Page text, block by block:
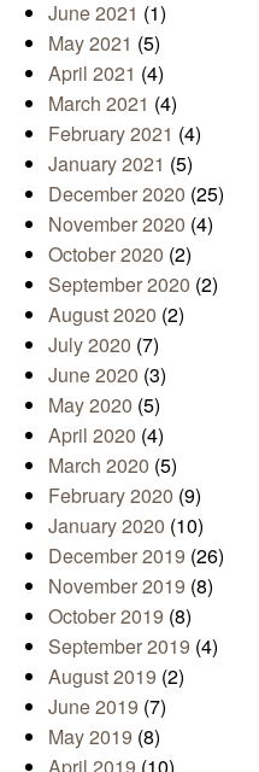
June 2021 (1)
May 2021 (5)
April 2021 (4)
March 2021 (4)
February 2021 (4)
January 2021 (5)
December 2020 (25)
November 2020 (4)
October 2020 (2)
September 2020 (2)
August 2020 (2)
July 2020 (7)
June 2020 (3)
May 2020 (5)
April 2020 (4)
March 2020 (5)
February 2020 (9)
January 2020 (10)
December 2019 (26)
November 2019 (8)
October 2019 (8)
September 2019 (4)
August 2019 (2)
June 2019 (7)
May 2019 (8)
April 2019 (10)